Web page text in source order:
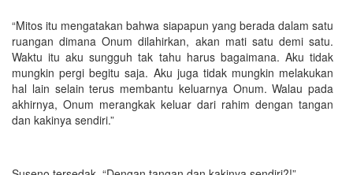
“Mitos itu mengatakan bahwa siapapun yang berada dalam satu
ruangan dimana Onum dilahirkan, akan mati satu demi satu.
Waktu itu aku sungguh tak tahu harus bagaimana. Aku tidak
mungkin pergi begitu saja. Aku juga tidak mungkin melakukan
hal lain selain terus membantu keluarnya Onum. Walau pada
akhirnya, Onum merangkak keluar dari rahim dengan tangan
dan kakinya sendiri.”